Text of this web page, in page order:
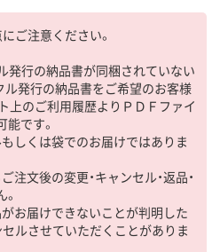
ご注意ください。
発行の納品書が同梱されていない
ル発行の納品書をご希望のお客様
上のご利用履歴よりＰＤＦファイ
です。
しくは袋でのお届けではありま
注文後の変更・キャンセル・返品・
がお届けできないことが判明した
ルさせていただくことがありま